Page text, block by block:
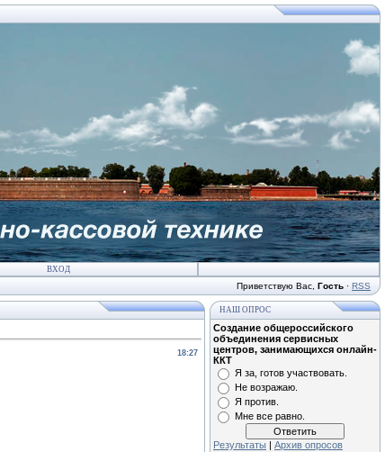
ВХОД
Приветствую Вас Гость · RSS
18:27
НАШ ОПРОС
Создание общероссийского
объединения сервисных
центров, занимающихся онлайн-
ККТ
Я за, готов участвовать.
Не возражаю.
Я против.
Мне все равно.
Результаты | Архив опросов